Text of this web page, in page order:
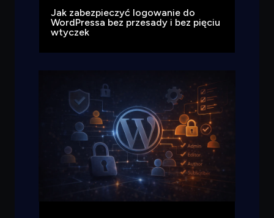
Jak zabezpieczyć logowanie do
WordPressa bez przesady i bez pięciu
wtyczek